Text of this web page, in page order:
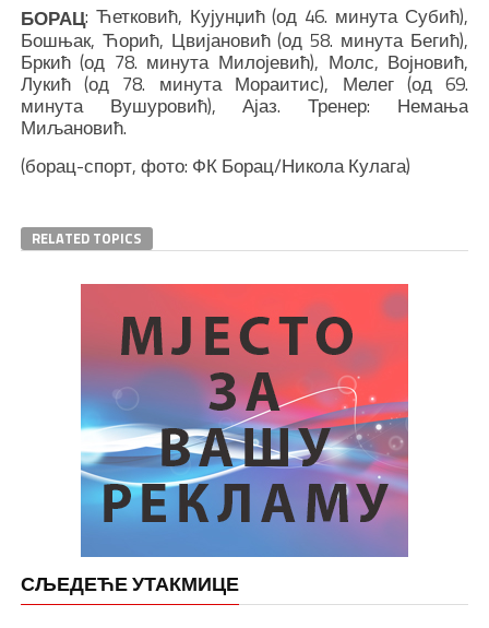
БОРАЦ: Ћетковић, Кујунџић (од 46. минута Субић),
Бошњак, Ћорић, Цвијановић (од 58. минута Бегић),
Бркић (од 78. минута Милојевић), Молс, Војновић,
Лукић (од 78. минута Мораитис), Мелег (од 69.
минута Вушуровић), Ајаз. Тренер: Немања
Миљановић.
(борац-спорт, фото: ФК Борац/Никола Кулага)
RELATED TOPICS
СЉЕДЕЋЕ УТАКМИЦЕ